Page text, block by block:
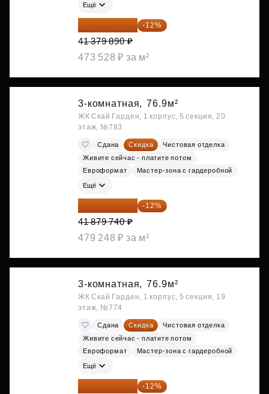
Ещё
36 414 303 ₽ -12%
41 379 890 ₽
473 528 ₽ за м²
3-комнатная, 76.9м²
ЖК Скай Гарден, 1 корпус, 5 секция, 20
этаж, №783
Сдана Скидка
Чистовая отделка
Живите сейчас - платите потом
Евроформат
Мастер-зона с гардеробной
Ещё
36 854 171 ₽ -12%
41 879 740 ₽
479 248 ₽ за м²
3-комнатная, 76.9м²
ЖК Скай Гарден, 1 корпус, 5 секция, 19
этаж, №774
Сдана Скидка
Чистовая отделка
Живите сейчас - платите потом
Евроформат
Мастер-зона с гардеробной
Ещё
36 854 171 ₽ -12%